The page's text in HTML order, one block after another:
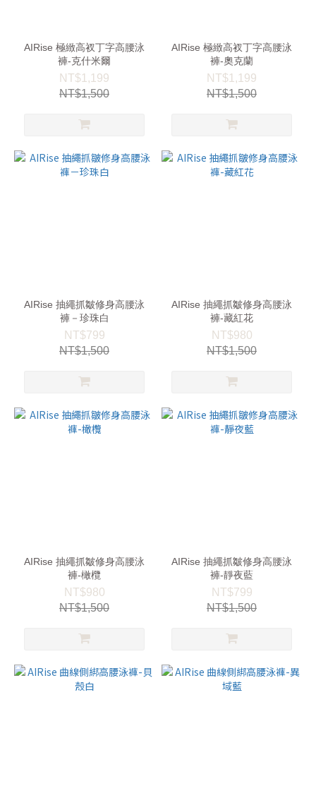
AIRise 極緻高衩丁字高腰泳
褲-克什米爾
NT$1,199
NT$1,500
AIRise 極緻高衩丁字高腰泳
褲-奧克蘭
NT$1,199
NT$1,500
AIRise 抽繩抓皺修身高腰泳
褲－珍珠白
NT$799
NT$1,500
AIRise 抽繩抓皺修身高腰泳
褲-藏紅花
NT$980
NT$1,500
AIRise 抽繩抓皺修身高腰泳
褲-橄欖
NT$980
NT$1,500
AIRise 抽繩抓皺修身高腰泳
褲-靜夜藍
NT$799
NT$1,500